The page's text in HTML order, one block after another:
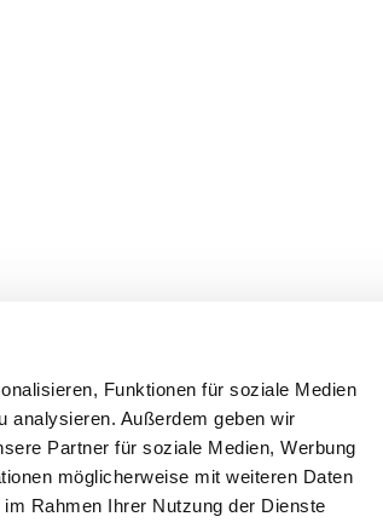
Funktionen für soziale Medien
analysieren. Außerdem geben wir
Partner für soziale Medien, Werbung
möglicherweise mit weiteren Daten
Rahmen Ihrer Nutzung der Dienste